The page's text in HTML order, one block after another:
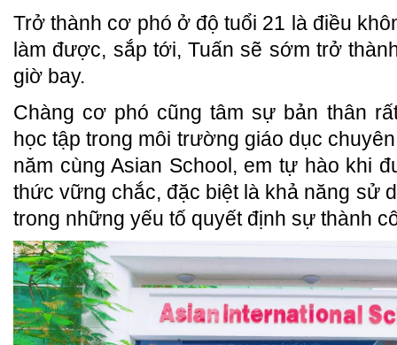
Trở thành cơ phó ở độ tuổi 21 là điều
làm được, sắp tới, Tuấn sẽ sớm trở
giờ bay.
Chàng cơ phó cũng tâm sự bản thân
học tập trong môi trường giáo dục
năm cùng Asian School, em tự hào khi
thức vững chắc, đặc biệt là khả năng sử
trong những yếu tố quyết định sự thành